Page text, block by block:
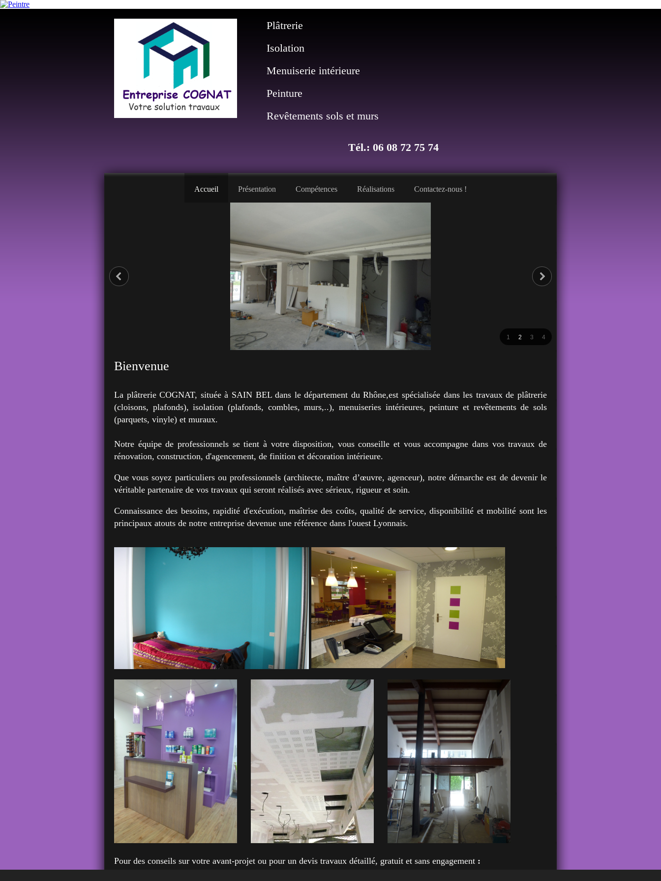
Plâtrerie
Isolation
Menuiserie intérieure
Peinture
Revêtements sols et murs
Tél.: 06 08 72 75 74
Accueil Présentation Compétences Réalisations Contactez-nous !
1 2 3 4
Bienvenue
La plâtrerie COGNAT, située à SAIN BEL dans le département du Rhône,est spécialisée dans les travaux de plâtrerie
(cloisons, plafonds), isolation (plafonds, combles, murs,..), menuiseries intérieures, peinture et revêtements de sols
(parquets, vinyle) et muraux.
Notre équipe de professionnels se tient à votre disposition, vous conseille et vous accompagne dans vos travaux de
rénovation, construction, d'agencement, de finition et décoration intérieure.
Que vous soyez particuliers ou professionnels (architecte, maître d’œuvre, agenceur), notre démarche est de devenir le
véritable partenaire de vos travaux qui seront réalisés avec sérieux, rigueur et soin.
Connaissance des besoins, rapidité d'exécution, maîtrise des coûts, qualité de service, disponibilité et mobilité sont les
principaux atouts de notre entreprise devenue une référence dans l'ouest Lyonnais.
Pour des conseils sur votre avant-projet ou pour un devis travaux détaillé, gratuit et sans engagement :